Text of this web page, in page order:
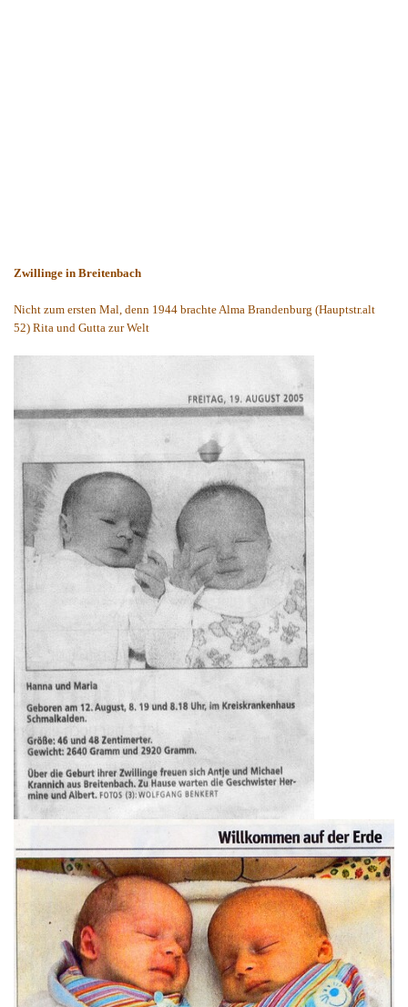
Zwillinge in Breitenbach
Nicht zum ersten Mal, denn 1944 brachte Alma Brandenburg (Hauptstr.alt
52) Rita und Gutta zur Welt